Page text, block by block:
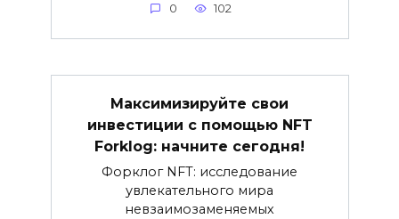
0 102
Максимизируйте свои
инвестиции с помощью NFT
Forklog: начните сегодня!
Форклог NFT: исследование
увлекательного мира
невзаимозаменяемых